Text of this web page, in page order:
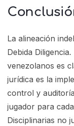
La alineación
Debida
venezolanos es
jurídica es la
control y
jugador para
Disciplinarias no